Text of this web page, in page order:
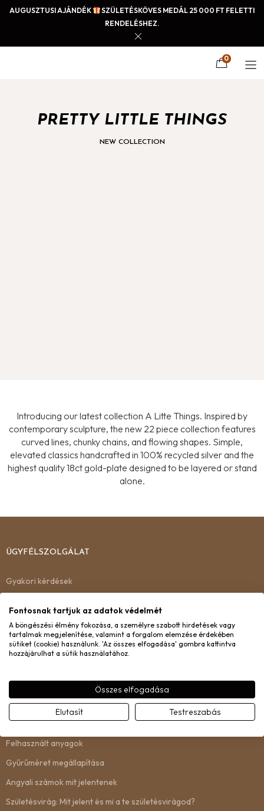
AUGUSZTUSI AJÁNDÉK
SZÜLETÉSKÖVES MEDÁL 25 000 FT FELETTI
RENDELÉSHEZ.
0
PRETTY LITTLE THINGS
NEW COLLECTION
Introducing our latest collection A Litte Things. Inspired by
contemporary sculpture, the new 22 piece collection features
curved lines, chunky chains, and flowing shapes. Simple,
elevated classics handcrafted in 100% recycled silver and the
highest quality 18ct gold-plate designed to be layered or stand
alone.
ÜGYFÉLSZOLGÁLAT
Gyakori kérdések
Garancia
Csere és visszaküldés
Kapcsolat
INFORMÁCIÓ
Rólunk
Felhasznált anyagok
Gyűrűméret megállapítása
Angyali számok mit jelentenek
Születésvirág: Mit jelent és mi a te születésvirágod?
Fontosnak tartjuk az adatok védelmét
A böngészési élmény fokozása, a személyre szabott hirdetések vagy
tartalmak megjelenítése, valamint a forgalom elemzése érdekében
sütiket (cookie) használunk. 'Az összes elfogadása' gombra kattintva
hozzájárulhat a sütik használatához.
Összes elfogadása
Elutasít Testreszabás